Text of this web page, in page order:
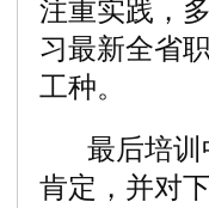
注重实践，
习最新全省
工种。
最后培训
肯定，并对